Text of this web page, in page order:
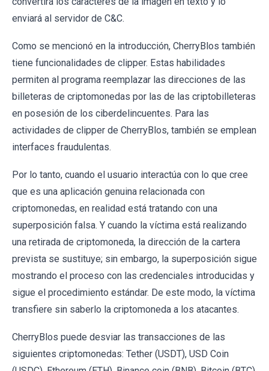
enviará al servidor de C&C.
Como se mencionó en la introducción, CherryBlos también
tiene funcionalidades de clipper. Estas habilidades
permiten al programa reemplazar las direcciones de las
billeteras de criptomonedas por las de las criptobilleteras
en posesión de los ciberdelincuentes. Para las
actividades de clipper de CherryBlos, también se emplean
interfaces fraudulentas.
Por lo tanto, cuando el usuario interactúa con lo que cree
que es una aplicación genuina relacionada con
criptomonedas, en realidad está tratando con una
superposición falsa. Y cuando la víctima está realizando
una retirada de criptomoneda, la dirección de la cartera
prevista se sustituye; sin embargo, la superposición sigue
mostrando el proceso con las credenciales introducidas y
sigue el procedimiento estándar. De este modo, la víctima
transfiere sin saberlo la criptomoneda a los atacantes.
CherryBlos puede desviar las transacciones de las
siguientes criptomonedas: Tether (USDT), USD Coin